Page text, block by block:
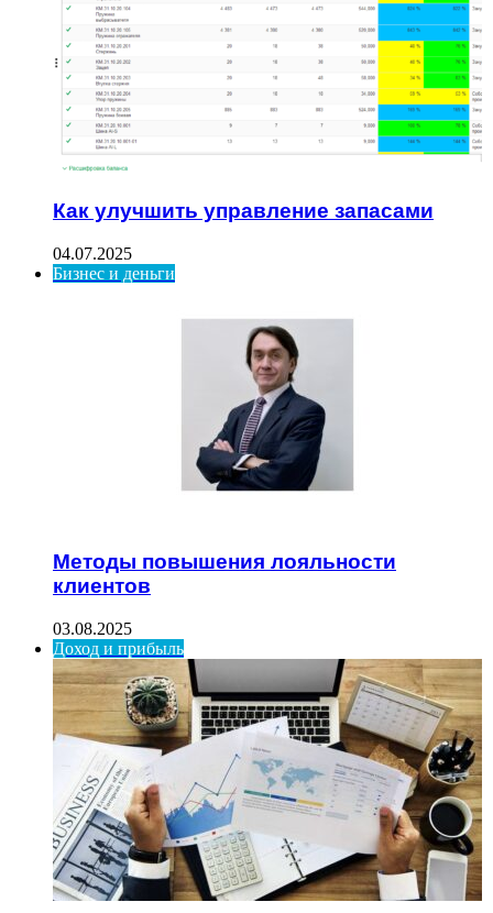
Как улучшить управление запасами
04.07.2025
Бизнес и деньги
Методы повышения лояльности
клиентов
03.08.2025
Доход и прибыль